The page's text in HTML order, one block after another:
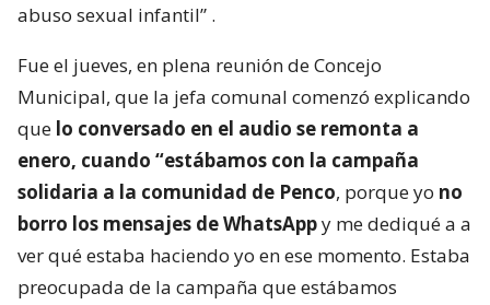
abuso sexual infantil” .
Fue el jueves, en plena reunión de Concejo
Municipal, que la jefa comunal comenzó explicando
que lo conversado en el audio se remonta a
enero, cuando “estábamos con la campaña
solidaria a la comunidad de Penco, porque yo no
borro los mensajes de WhatsAppy me dediqué a a
ver qué estaba haciendo yo en ese momento. Estaba
preocupada de la campaña que estábamos